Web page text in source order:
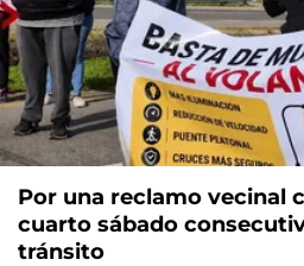
Por una reclamo vecinal
cuarto sábado
tránsito